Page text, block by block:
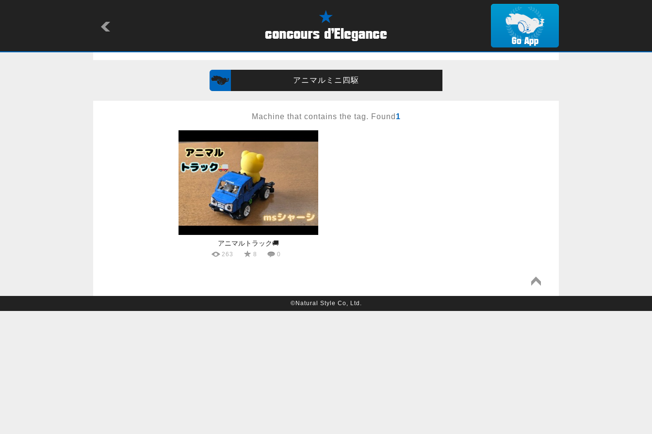
アニマルミニ四駆
Machine that contains the tag. Found 1
アニマルトラック🚚
263 8 0
©Natural Style Co, Ltd.